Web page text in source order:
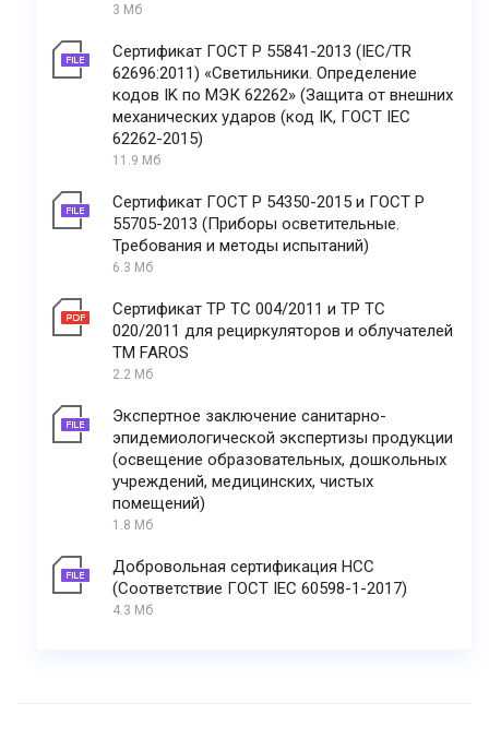
3 Мб
Сертификат ГОСТ Р 55841-2013 (IEC/TR
62696:2011) «Светильники. Определение
кодов IK по МЭК 62262» (Защита от внешних
механических ударов (код IK, ГОСТ IEC
62262-2015)
11.9 Мб
Сертификат ГОСТ Р 54350-2015 и ГОСТ Р
55705-2013 (Приборы осветительные.
Требования и методы испытаний)
6.3 Мб
Сертификат ТР ТС 004/2011 и ТР ТС
020/2011 для рециркуляторов и облучателей
ТМ FAROS
2.2 Мб
Экспертное заключение санитарно-
эпидемиологической экспертизы продукции
(освещение образовательных, дошкольных
учреждений, медицинских, чистых
помещений)
1.8 Мб
Добровольная сертификация НСС
(Соответствие ГОСТ IEC 60598-1-2017)
4.3 Мб